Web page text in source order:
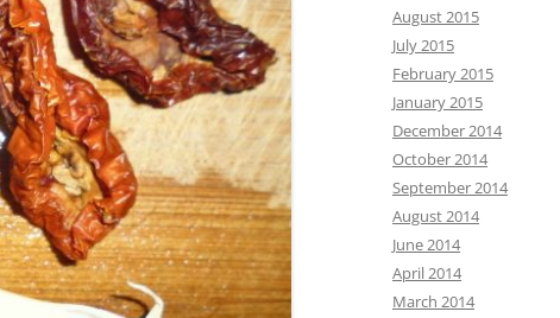
August 2015
July 2015
February 2015
January 2015
December 2014
October 2014
September 2014
August 2014
June 2014
April 2014
March 2014